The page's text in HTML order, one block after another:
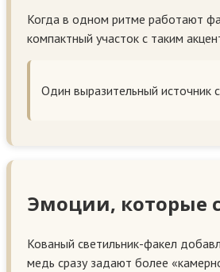
Когда в одном ритме работают
компактный участок с таким
Один выразительный источник
Эмоции, которые
Кованый светильник-факел
медь сразу задают более